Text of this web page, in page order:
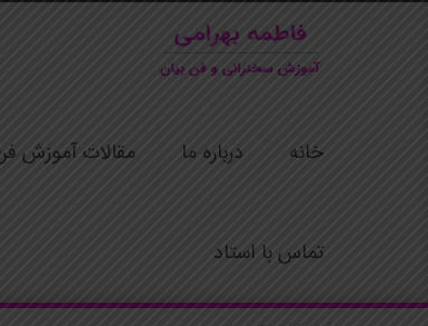
خانه درباره ما مقالات آموزش
تماس با استاد